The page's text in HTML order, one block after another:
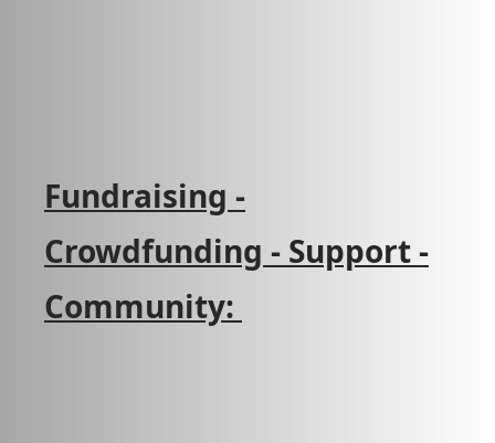
Fundraising -
Crowdfunding - Support -
Community: